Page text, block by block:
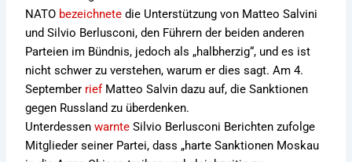
NATO bezeichnete die Unterstützung von Matteo Salvini
und Silvio Berlusconi, den Führern der beiden anderen
Parteien im Bündnis, jedoch als „halbherzig“, und es ist
nicht schwer zu verstehen, warum er dies sagt. Am 4.
September riefMatteo Salvin dazu auf, die Sanktionen
gegen Russland zu überdenken.
Unterdessenwarnte Silvio Berlusconi Berichten zufolge
Mitglieder seiner Partei, dass „harte Sanktionen Moskau